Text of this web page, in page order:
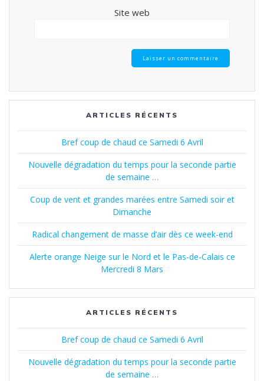
Site web
ARTICLES RÉCENTS
Bref coup de chaud ce Samedi 6 Avril
Nouvelle dégradation du temps pour la seconde partie
de semaine …
Coup de vent et grandes marées entre Samedi soir et
Dimanche
Radical changement de masse d’air dès ce week-end
Alerte orange Neige sur le Nord et le Pas-de-Calais ce
Mercredi 8 Mars
ARTICLES RÉCENTS
Bref coup de chaud ce Samedi 6 Avril
Nouvelle dégradation du temps pour la seconde partie
de semaine …